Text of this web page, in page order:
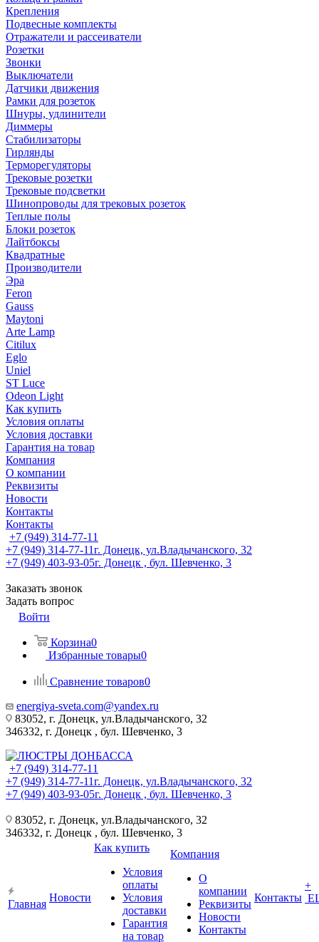
Крепления
Подвесные комплекты
Отражатели и рассеиватели
Розетки
Звонки
Выключатели
Датчики движения
Рамки для розеток
Шнуры, удлинители
Диммеры
Стабилизаторы
Гирлянды
Терморегуляторы
Трековые розетки
Трековые подсветки
Шинопроводы для трековых розеток
Теплые полы
Блоки розеток
Лайтбоксы
Квадратные
Производители
Эра
Feron
Gauss
Maytoni
Arte Lamp
Citilux
Eglo
Uniel
ST Luce
Odeon Light
Как купить
Условия оплаты
Условия доставки
Гарантия на товар
Компания
О компании
Реквизиты
Новости
Контакты
Контакты
+7 (949) 314-77-11
+7 (949) 314-77-11г. Донецк, ул.Владычанского, 32
+7 (949) 403-93-05г. Донецк , бул. Шевченко, 3
Заказать звонок
Задать вопрос
Войти
Корзина0
Избранные товары0
Сравнение товаров0
energiya-sveta.com@yandex.ru
83052, г. Донецк, ул.Владычанского, 32
346332, г. Донецк , бул. Шевченко, 3
+7 (949) 314-77-11
+7 (949) 314-77-11г. Донецк, ул.Владычанского, 32
+7 (949) 403-93-05г. Донецк , бул. Шевченко, 3
83052, г. Донецк, ул.Владычанского, 32
346332, г. Донецк , бул. Шевченко, 3
Главная
Новости
Как купить
Условия
оплаты
Условия
доставки
Гарантия
на товар
Компания
О
компании
Реквизиты
Новости
Контакты
Контакты
+